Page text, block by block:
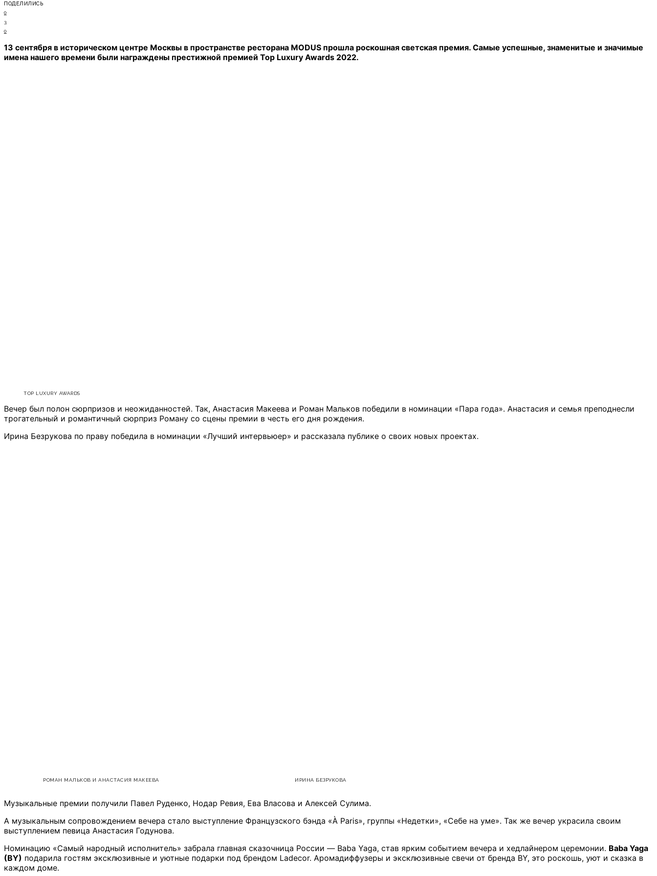
ПОДЕЛИЛИСЬ
0
3
0
13 сентября в историческом центре Москвы в пространстве ресторана MODUS прошла роскошная светская премия. Самые успешные, знаменитые и значимые
имена нашего времени были награждены престижной премией Top Luxury Awards 2022.
TOP LUXURY AWARDS
Вечер был полон сюрпризов и неожиданностей. Так, Анастасия Макеева и Роман Мальков победили в номинации «Пара года». Анастасия и семья преподнесли
трогательный и романтичный сюрприз Роману со сцены премии в честь его дня рождения.
Ирина Безрукова по праву победила в номинации «Лучший интервьюер» и рассказала публике о своих новых проектах.
РОМАН МАЛЬКОВ И АНАСТАСИЯ МАКЕЕВА ИРИНА БЕЗРУКОВА
Музыкальные премии получили Павел Руденко, Нодар Ревия, Ева Власова и Алексей Сулима.
А музыкальным сопровождением вечера стало выступление Французского бэнда «À Paris», группы «Недетки», «Себе на уме». Так же вечер украсила своим
выступлением певица Анастасия Годунова.
Номинацию «Самый народный исполнитель» забрала главная сказочница России — Baba Yaga, став ярким событием вечера и хедлайнером церемонии. Baba Yaga
(BY) подарила гостям эксклюзивные и уютные подарки под брендом Ladecor. Аромадиффузеры и эксклюзивные свечи от бренда BY, это роскошь, уют и сказка в
каждом доме.